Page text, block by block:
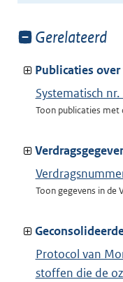
Toon
van:
Gerelateerd
Publicaties
Systematisch
Toon publicaties
Toon gegevens in de
Protocol van
stoffen die de